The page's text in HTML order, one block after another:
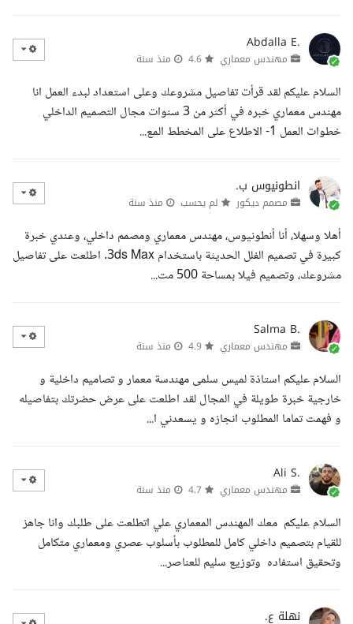
Abdalla E.
مهندس معماري منذ سنة
السلام عليكم لقد قرأت تفاصيل مشروعك وعلى استعداد لبدء العمل انا
مهندس معماري خبره في أكثر من 3 سنوات مجال التصميم الداخلي
خطوات العمل 1- الاطلاع على المخطط المع...
انطونيوس ب.
مصمم ديكور لم يحسب منذ سنة
أهلا وسهلا، أنا أنطونيوس، مهندس معماري ومصمم داخلي، وعندي خبرة
كبيرة في تصميم الفلل الحديثة باستخدام 3ds Max. اطلعت على تفاصيل
مشروعك، وتصميم فيلا بمساحة 500 مت...
Salma B.
مهندس معماري منذ سنة
السلام عليكم استاذة لميس سلمى مهندسة معمار و تصاميم داخلية و
خارجية خبرة طويلة في المجال لقد اطلعت على عرض حضرتك بتفاصيله
و فهمت تماما المطلوب انجازه و يسعدني ا...
Ali S.
مهندس معماري منذ سنة
السلام عليكم معك المهندس المعماري علي اتطلعت على طلبك وانا جاهز
للقيام بتصميم داخلي كامل للمطلوب بأسلوب عصري ومعماري متكامل
وتحقيق استفاده وتوزيع سليم للعناصر...
نهلة ع.